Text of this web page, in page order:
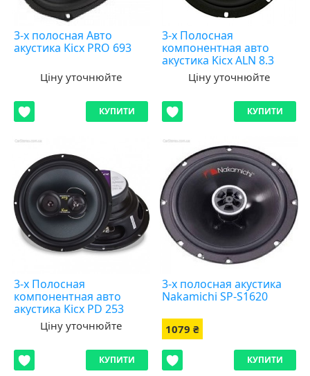
3-x полосная Авто
акустика Kicx PRO 693
Ціну уточнюйте
КУПИТИ
3-x Полосная
компонентная авто
акустика Kicx ALN 8.3
Ціну уточнюйте
КУПИТИ
3-x Полосная
компонентная авто
акустика Kicx PD 253
Ціну уточнюйте
КУПИТИ
3-х полосная акустика
Nakamichi SP-S1620
1079 ₴
КУПИТИ